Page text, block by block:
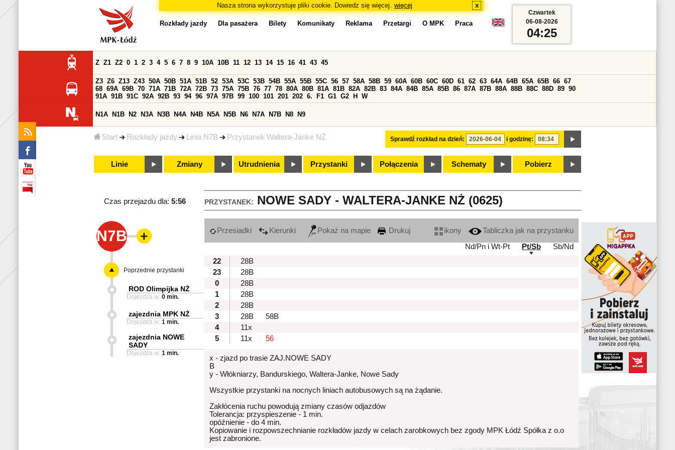
Nasza strona wykorzystuje pliki cookie. Dowiedz się więcej. więcej x
Start Rozkłady jazdy Linia N7B Przystanek Waltera-Janke NŻ
Rozkłady jazdy Dla pasażera Bilety Komunikaty Reklama Przetargi O MPK Praca
Sprawdź rozkład na dzień: i godzinę:
Z Z1 Z2 0 1 2 3 4 5 6 7 8 9 10A 10B 11 12 13 14 15 16 41 43 45
Z3 Z6 Z13 Z43 50A 50B 51A 51B 52 53A 53C 53B 54B 55A 55B 55C 56 57 58A 58B 59 60A 60B 60C 60D 61 62 63 64A 64B 65A 65B 66 67
68 69A 69B 70 71A 71B 72A 72B 73 75A 75B 76 77 78 80A 80B 81A 81B 82A 82B 83 84A 84B 85A 85B 86 87A 87B 88A 88B 88C 88D 89 90
91A 91B 91C 92A 92B 93 94 96 97A 97B 99 100 101 201 202 6. F1 G1 G2 H W
N1A N1B N2 N3A N3B N4A N4B N5A N5B N6 N7A N7B N8 N9
Linie Zmiany Utrudnienia Przystanki Połączenia Schematy Pobierz
Czwartek
06-08-2026
04:25
PRZYSTANEK: NOWE SADY - WALTERA-JANKE NŻ (0625)
Czas przejazdu dla: 5:56
N7B Przesiadki Kierunki Pokaż na mapie Drukuj ikony
Tabliczka jak na przystanku
Nd/Pn i Wt-Pt
Pt/Sb
Sb/Nd
22
28B
23
28B
0
28B
1
28B
2
28B
3
28B
58B
4
11x
5
11x 56
x - zjazd po trasie ZAJ.NOWE SADY
B
y - Włókniarzy, Bandurskiego, Waltera-Janke, Nowe Sady
Wszystkie przystanki na nocnych liniach autobusowych są na żądanie.
Zakłócenia ruchu powodują zmiany czasów odjazdów
Tolerancja: przyspieszenie - 1 min.
opóźnienie - do 4 min.
Kopiowanie i rozpowszechnianie rozkładów jazdy w celach zarobkowych bez zgody MPK Łódź Spółka z o.o
jest zabronione.
Poprzednie przystanki
ROD Olimpijka NŻ
Dojeżdża w: 0 min.
zajezdnia MPK NŻ
Dojeżdża w: 1 min.
zajezdnia NOWE
SADY
Dojeżdża w: 1 min.